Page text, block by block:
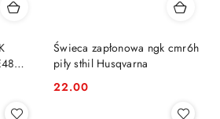
Świeca zapłonowa ngk cmr6h
piły sthil Husqvarna
Cena:
22.00